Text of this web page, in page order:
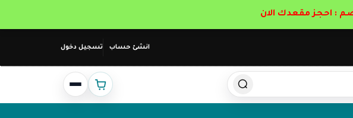
انشئ حساب تسجيل دخول